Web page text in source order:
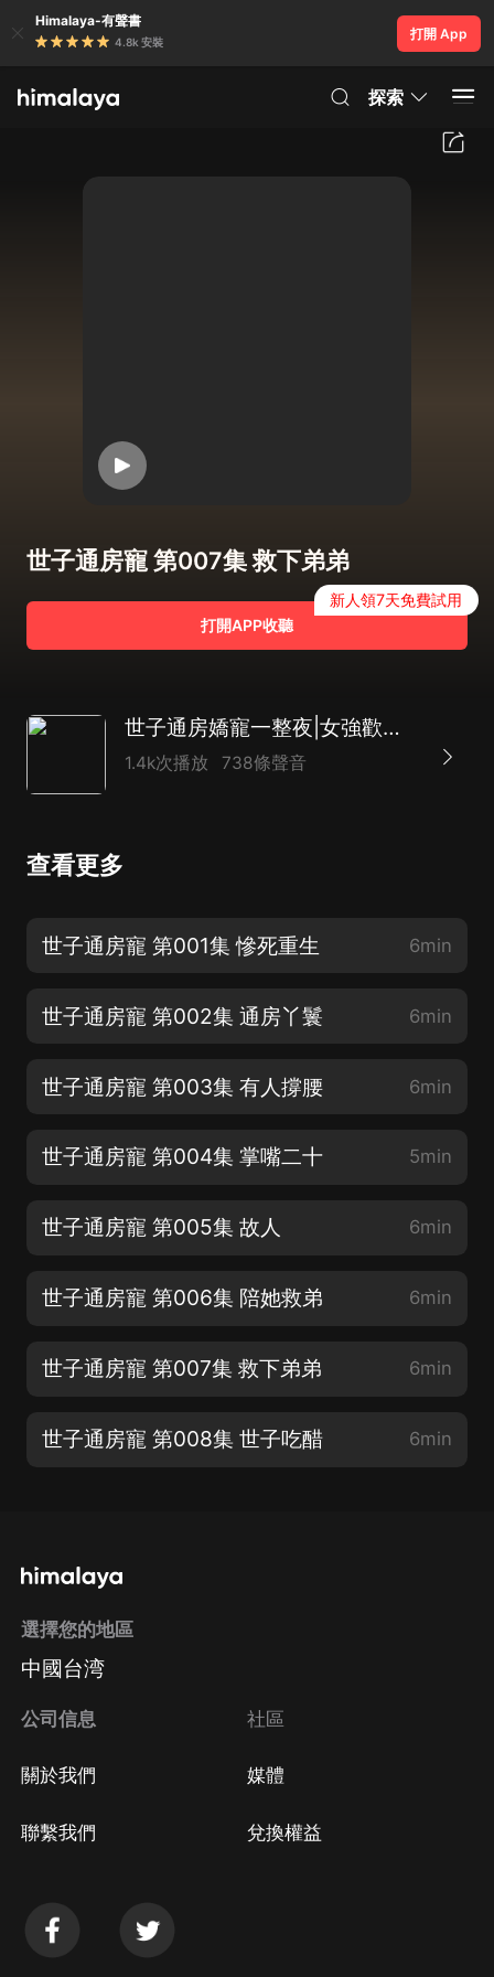
Himalaya-有聲書
4.8k 安裝
打開 App
探索
世子通房寵 第007集 救下弟弟
打開APP收聽
新人領7天免費試用
世子通房嬌寵一整夜|女強歡喜冤家|雙潔霸道|多人
1.4k次播放 738條聲音
查看更多
世子通房寵 第001集 慘死重生 6min
世子通房寵 第002集 通房丫鬟 6min
世子通房寵 第003集 有人撐腰 6min
世子通房寵 第004集 掌嘴二十 5min
世子通房寵 第005集 故人 6min
世子通房寵 第006集 陪她救弟 6min
世子通房寵 第007集 救下弟弟 6min
世子通房寵 第008集 世子吃醋 6min
選擇您的地區
中國台湾
公司信息
關於我們
聯繫我們
社區
媒體
兌換權益